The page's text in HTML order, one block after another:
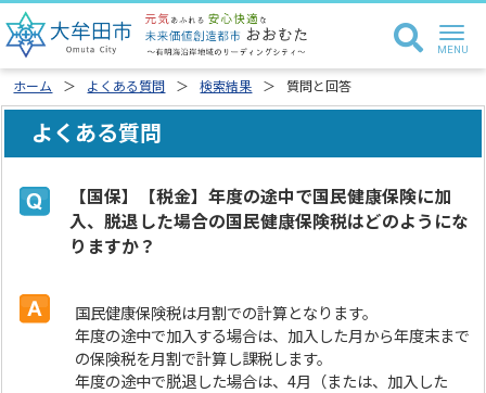
ホーム よくある質問 検索結果 質問と回答
よくある質問
【国保】【税金】年度の途中で国民健康保険に加
入、脱退した場合の国民健康保険税はどのようにな
りますか？
国民健康保険税は月割での計算となります。
年度の途中で加入する場合は、加入した月から年度末まで
の保険税を月割で計算し課税します。
年度の途中で脱退した場合は、4月（または、加入した